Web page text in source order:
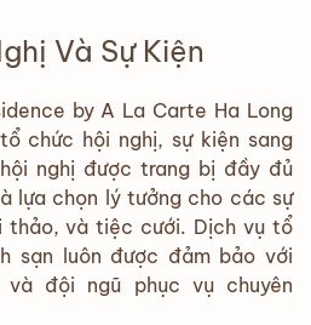
Và Sự Kiện
by A La Carte Ha Long
chức hội nghị, sự kiện sang
nghị được trang bị đầy đủ
lựa chọn lý tưởng cho các sự
thảo, và tiệc cưới. Dịch vụ tổ
sạn luôn được đảm bảo với
đội ngũ phục vụ chuyên